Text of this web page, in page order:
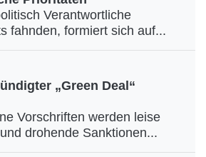
Verantwortliche
fahnden, formiert sich auf...
„Green Deal“
Vorschriften werden leise
drohende Sanktionen...